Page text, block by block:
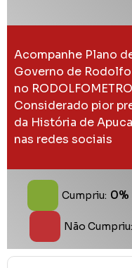
Acompanhe Plano
Governo de
no
Considerado pior
da História de
nas redes sociais
Cumpriu: 0%
Não Cumpriu: